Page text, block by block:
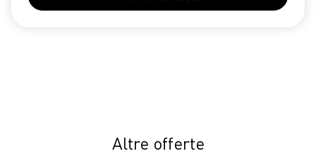
Altre offerte